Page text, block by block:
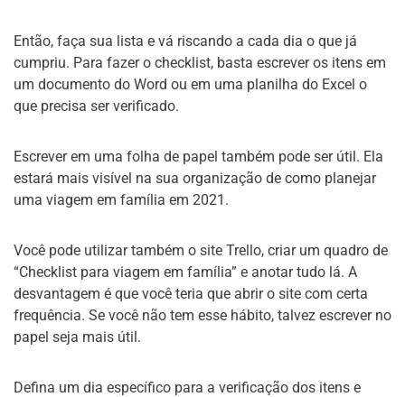
Então, faça sua lista e vá riscando a cada dia o que já
cumpriu. Para fazer o checklist, basta escrever os itens em
um documento do Word ou em uma planilha do Excel o
que precisa ser verificado.
Escrever em uma folha de papel também pode ser útil. Ela
estará mais visível na sua organização de como planejar
uma viagem em família em 2021.
Você pode utilizar também o site Trello, criar um quadro de
“Checklist para viagem em família” e anotar tudo lá. A
desvantagem é que você teria que abrir o site com certa
frequência. Se você não tem esse hábito, talvez escrever no
papel seja mais útil.
Defina um dia específico para a verificação dos itens e